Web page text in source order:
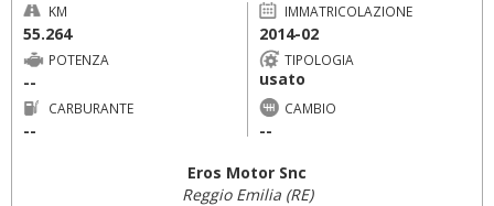
KM
55.264
IMMATRICOLAZIONE
2014-02
POTENZA
--
TIPOLOGIA
usato
CARBURANTE
--
CAMBIO
--
Eros Motor Snc
Reggio Emilia (RE)